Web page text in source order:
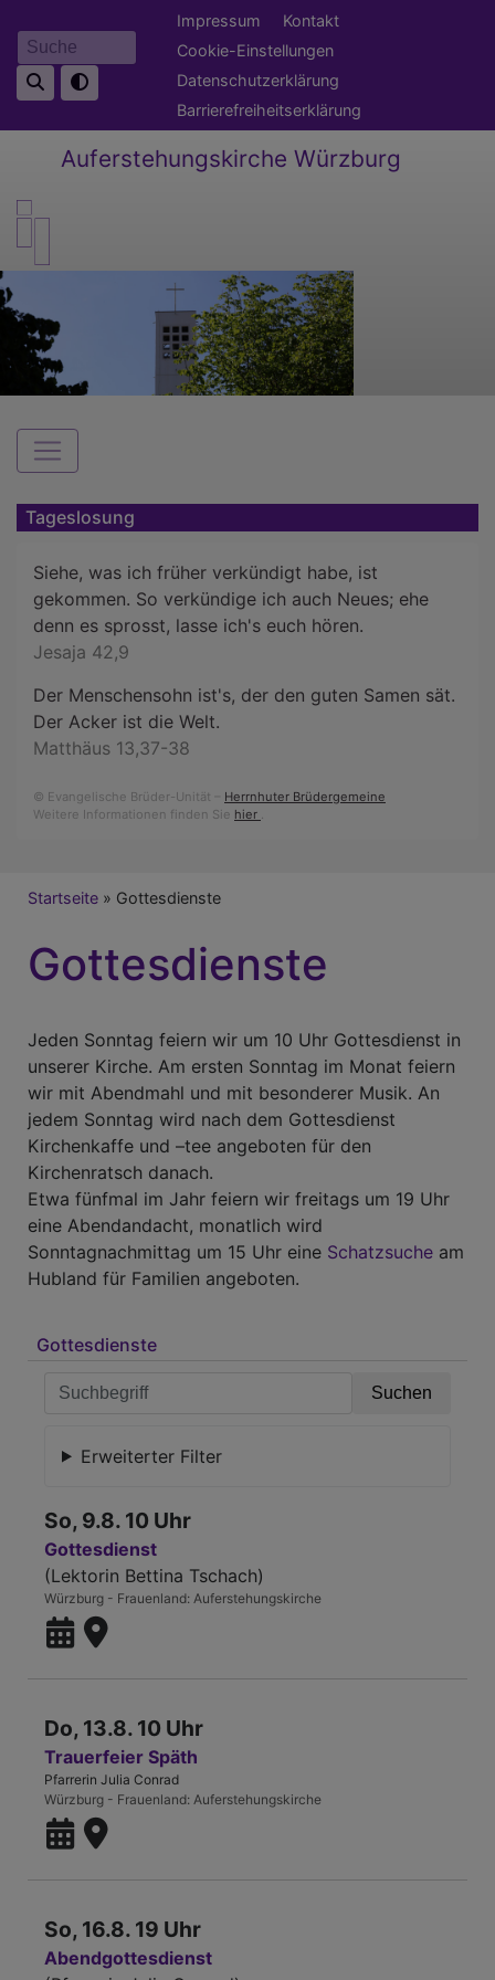
zum
Inhalt
Suche
Fußbereichsmenü
Impressum
Kontakt
Cookie-Einstellungen
Datenschutzerklärung
Barrierefreiheitserklärung
Auferstehungskirche Würzburg
Hauptnavigation
Tageslosung
Siehe, was ich früher verkündigt habe, ist
gekommen. So verkündige ich auch Neues; ehe
denn es sprosst, lasse ich's euch hören.
Jesaja 42,9
Der Menschensohn ist's, der den guten Samen sät.
Der Acker ist die Welt.
Matthäus 13,37-38
© Evangelische Brüder-Unität – Herrnhuter Brüdergemeine
Weitere Informationen finden Sie hier .
Breadcrumb
Startseite Gottesdienste
Gottesdienste
Jeden Sonntag feiern wir um 10 Uhr Gottesdienst in
unserer Kirche. Am ersten Sonntag im Monat feiern
wir mit Abendmahl und mit besonderer Musik. An
jedem Sonntag wird nach dem Gottesdienst
Kirchenkaffe und –tee angeboten für den
Kirchenratsch danach.
Etwa fünfmal im Jahr feiern wir freitags um 19 Uhr
eine Abendandacht, monatlich wird
Sonntagnachmittag um 15 Uhr eine Schatzsuche am
Hubland für Familien angeboten.
Gottesdienste
Erweiterter Filter
So, 9.8. 10 Uhr
Gottesdienst
(Lektorin Bettina Tschach)
Würzburg - Frauenland Auferstehungskirche
Do, 13.8. 10 Uhr
Trauerfeier Späth
Pfarrerin Julia Conrad
Würzburg - Frauenland Auferstehungskirche
So, 16.8. 19 Uhr
Abendgottesdienst